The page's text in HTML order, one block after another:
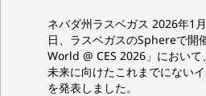
ネバダ州ラスベガス 2026年1
日、ラスベガスのSphereで開
World @ CES 2026」におい
未来に向けたこれまでにない
を発表しました。